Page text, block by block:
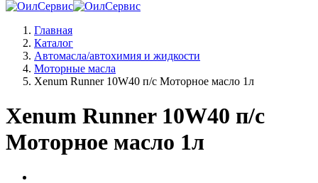
Главная
Каталог
Автомасла/автохимия и жидкости
Моторные масла
Xenum Runner 10W40 п/с Моторное масло 1л
Xenum Runner 10W40 п/с
Моторное масло 1л